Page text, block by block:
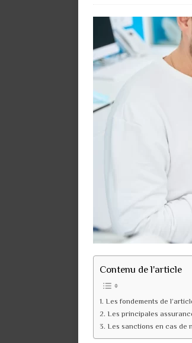
Contenu de l'article
Les fondements de
Les principales
Les sanctions en cas de